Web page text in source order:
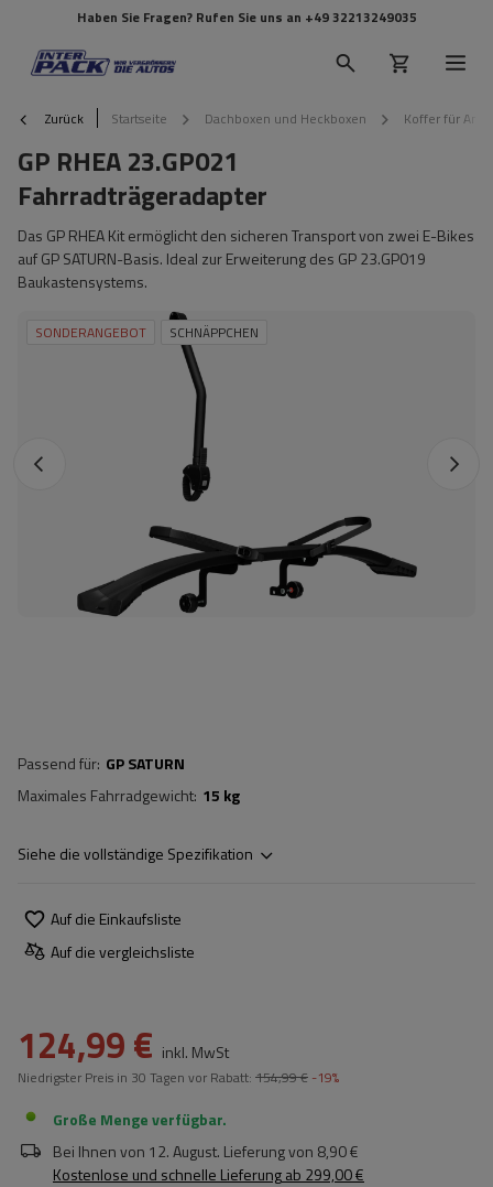
Haben Sie Fragen? Rufen Sie uns an +49 32213249035
Zurück Startseite Dachboxen und Heckboxen Koffer für
GP RHEA 23.GP021
Fahrradträgeradapter
Das GP RHEA Kit ermöglicht den sicheren Transport von zwei E-Bikes
auf GP SATURN-Basis. Ideal zur Erweiterung des GP 23.GP019
Baukastensystems.
SONDERANGEBOT SCHNÄPPCHEN
Passend für GP SATURN
Maximales Fahrradgewicht 15 kg
Siehe die vollständige Spezifikation
Auf die Einkaufsliste
Auf die vergleichsliste
124,99 € inkl. MwSt
Niedrigster Preis in 30 Tagen vor Rabatt: 154,99 € -19%
Große Menge verfügbar
Bei Ihnen von 12. August. Lieferung von 8,90 €
Kostenlose und schnelle Lieferungab 299,00 €